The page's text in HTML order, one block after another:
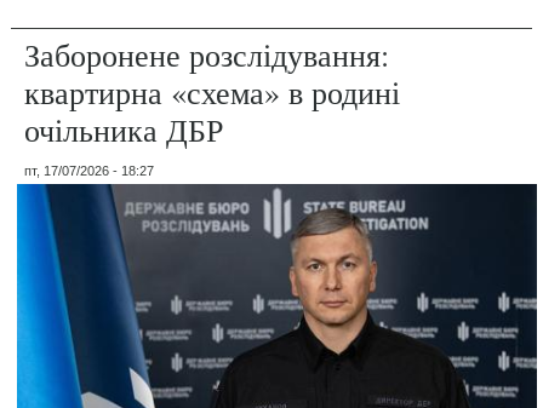
Заборонене розслідування:
квартирна «схема» в родині
очільника ДБР
пт, 17/07/2026 - 18:27